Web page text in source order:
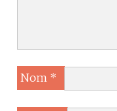
Nom *